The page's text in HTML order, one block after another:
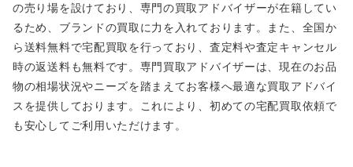
の売り場を設けており、専門の買取アドバイザーが在籍してい
るため、ブランドの買取に力を入れております。また、全国か
ら送料無料で宅配買取を行っており、査定料や査定キャンセル
時の返送料も無料です。専門買取アドバイザーは、現在のお品
物の相場状況やニーズを踏まえてお客様へ最適な買取アドバイ
スを提供しております。これにより、初めての宅配買取依頼で
も安心してご利用いただけます。